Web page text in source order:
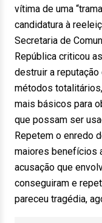
vítima de uma
candidatura à
Secretaria de
República criticou
destruir a
métodos
mais básicos para
que possam ser
Repetem o enredo
maiores benefícios
acusação que
conseguiram e
pareceu tragédia,